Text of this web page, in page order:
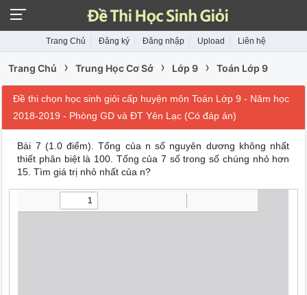
Trang Chủ Đăng ký Đăng nhập Upload Liên hệ
Trang Chủ › Trung Học Cơ Sở › Lớp 9 › Toán Lớp 9
Đề thi chọn học sinh giỏi cấp huyện môn Toán Lớp 9 - Năm học
2018-2019 - Phòng GD và ĐT Yên Lạc (Có đáp án)
Bài 7 (1.0 điểm).Tổng của n số nguyên dương không nhất
thiết phân biệt là 100. Tổng của 7 số trong số chúng nhỏ hơn
15. Tìm giá trị nhỏ nhất của n?